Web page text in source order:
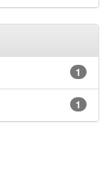
1
1